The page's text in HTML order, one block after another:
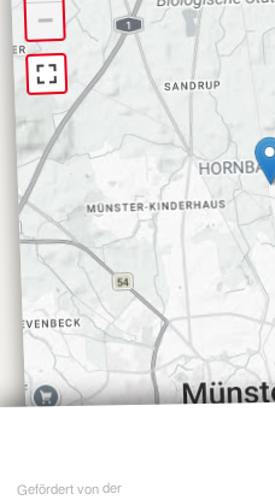
−
Gefördert von der